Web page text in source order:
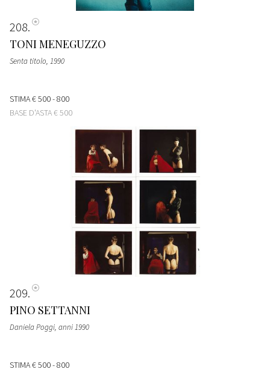
208
TONI MENEGUZZO
Senta titolo, 1990
STIMA€ 500 - 800
BASE D'ASTA€ 500
209
PINO SETTANNI
Daniela Poggi, anni 1990
STIMA€ 500 - 800